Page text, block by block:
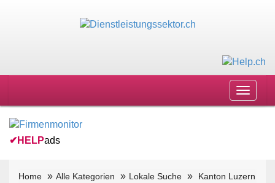
Toggle
✔ HELPads
Home Alle Kategorien Lokale Suche Kanton Luzern